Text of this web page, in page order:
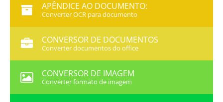
APÊNDICE AO DOCUMENTO:
Converter OCR para documento
CONVERSOR DE DOCUMENTOS
Converter documentos do office
CONVERSOR DE IMAGEM
Converter formato de imagem